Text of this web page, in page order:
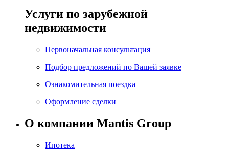
Услуги по зарубежной
недвижимости
Первоначальная консультация
Подбор предложений по Вашей заявке
Ознакомительная поездка
Оформление сделки
О компании Mantis Group
Ипотека